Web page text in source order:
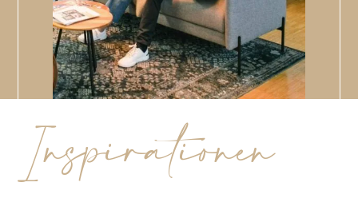
Inspirationen